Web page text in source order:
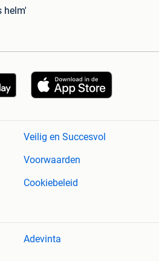
helm'
Veilig en Succesvol
Voorwaarden
Cookiebeleid
Adevinta